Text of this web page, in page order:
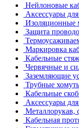
Нейлоновые
Аксессуары
Изоляционные
Защита
Маркировка
Кабельные
Червячные и
Заземляющие
Трубные
Кабельные
Аксессуары
Металлорукав,
Кабельная